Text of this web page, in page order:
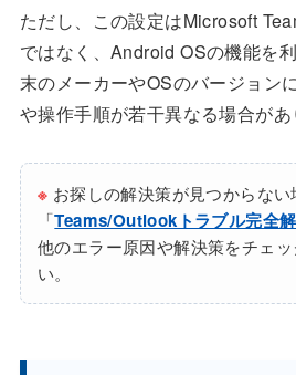
ただし、この設定はMicrosoft
ではなく、Android OSの機能を
末のメーカーやOSのバージョン
や操作手順が若干異なる場合があ
※ お探しの解決策が見つからな
「Teams/Outlookトラブル完全
他のエラー原因や解決策をチェ
い。